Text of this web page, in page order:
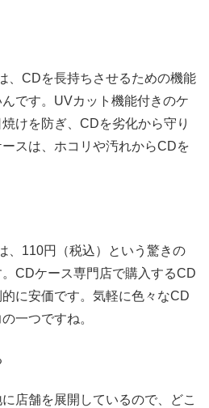
、CDを長持ちさせるための機能
です。UVカット機能付きのケ
けを防ぎ、CDを劣化から守り
スは、ホコリや汚れからCDを
、110円（税込）という驚きの
CDケース専門店で購入するCD
に安価です。気軽に色々なCD
一つですね。
店舗を展開しているので、どこ